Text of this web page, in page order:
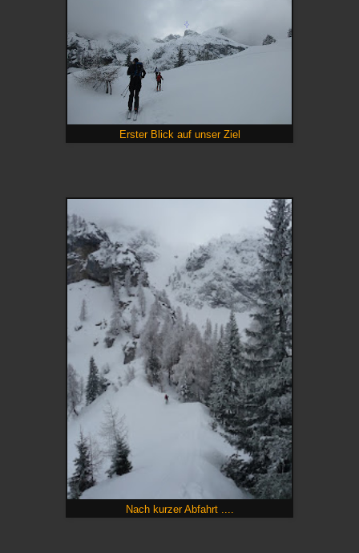
Erster Blick auf unser Ziel
Nach kurzer Abfahrt ....